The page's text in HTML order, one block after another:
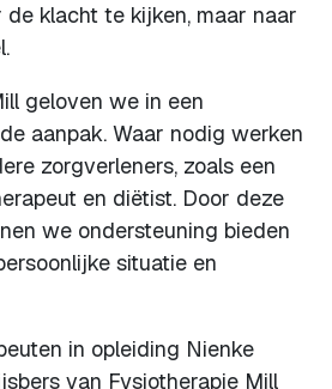
de klacht te kijken, maar naar
geloven we in een
aanpak. Waar nodig werken
zorgverleners, zoals een
en diëtist. Door deze
we ondersteuning bieden
situatie en
in opleiding Nienke
van Fysiotherapie Mill